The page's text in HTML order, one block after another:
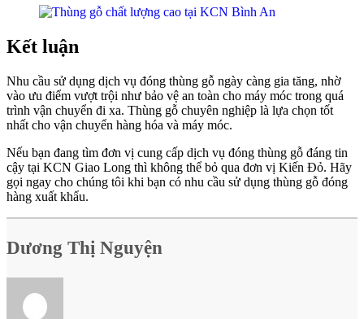
Kết luận
Nhu cầu sử dụng dịch vụ đóng thùng gỗ ngày càng gia tăng, nhờ
vào ưu điểm vượt trội như bảo vệ an toàn cho máy móc trong quá
trình vận chuyển đi xa. Thùng gỗ chuyên nghiệp là lựa chọn tốt
nhất cho vận chuyển hàng hóa và máy móc.
Nếu bạn đang tìm đơn vị cung cấp dịch vụ đóng thùng gỗ đáng tin
cậy tại KCN Giao Long thì không thể bỏ qua đơn vị Kiến Đỏ. Hãy
gọi ngay cho chúng tôi khi bạn có nhu cầu sử dụng thùng gỗ đóng
hàng xuất khẩu.
Dương Thị Nguyện